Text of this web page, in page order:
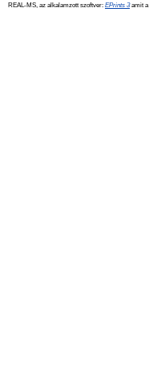
REAL-MS, az alkalamzott szoftver: EPrints 3amit a